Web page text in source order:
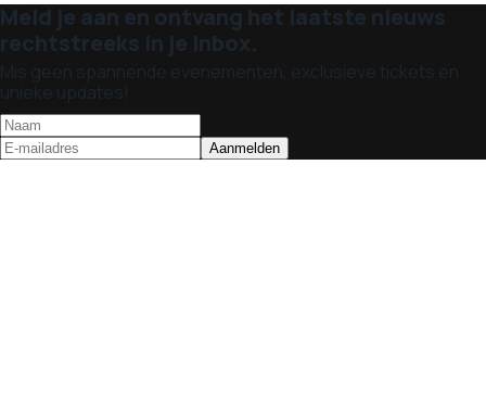
Meld je aan en ontvang het laatste nieuws
rechtstreeks in je inbox.
Mis geen spannende evenementen, exclusieve tickets en
unieke updates!